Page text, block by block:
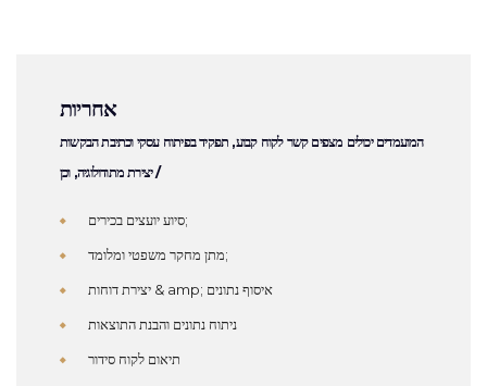
אחריות
המועמדים יכולים מצפים קשר לקוח קבוע, תפקיד בפיתוח עסקי וכתיבת הבקשות
/ יצירת מתודולוגיה, וכן
סיוע יועצים בכירים;
מתן מחקר משפטי ומלומד;
יצירת דוחות & amp; איסוף נתונים
ניתוח נתונים והבנת התוצאות
תיאום לקוח סידור